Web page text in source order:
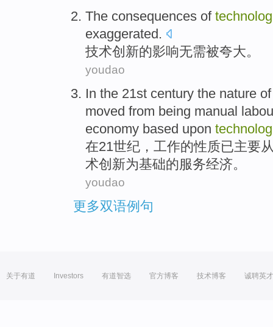
The consequences of
exaggerated.
技术创新的影响无需被夸大。
youdao
In the 21st century the nature of
moved from being manual
economy based upon
在21世纪 ， 工作的性质已主要
术创新为基础的服务经济。
youdao
更多双语例句
关于有道 Investors 有道智选 官方博客 技术博客 诚聘英才